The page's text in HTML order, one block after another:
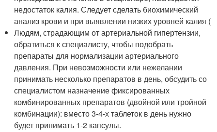
недостаток калия. Следует сделать биохимический
анализ крови и при выявлении низких уровней калия (
Людям, страдающим от артериальной гипертензии,
обратиться к специалисту, чтобы подобрать
препараты для нормализации артериального
давления. При невозможности или нежелании
принимать несколько препаратов в день, обсудить со
специалистом назначение фиксированных
комбинированных препаратов (двойной или тройной
комбинации): вместо 3-4-х таблеток в день нужно
будет принимать 1-2 капсулы.